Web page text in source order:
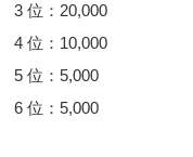
3 位：20,000
4 位：10,000
5 位：5,000
6 位：5,000